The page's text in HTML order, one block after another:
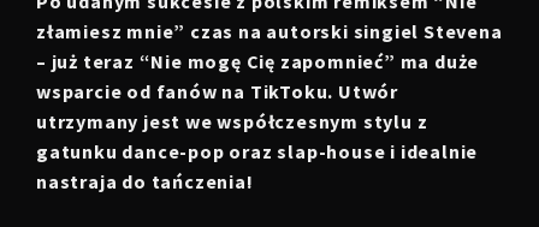
złamiesz mnie” czas na autorski singiel Stevena
​​– już teraz “Nie mogę Cię zapomnieć” ma duże
wsparcie od fanów na TikToku. Utwór
utrzymany jest we współczesnym stylu z
gatunku dance-pop oraz slap-house i idealnie
nastraja do tańczenia!